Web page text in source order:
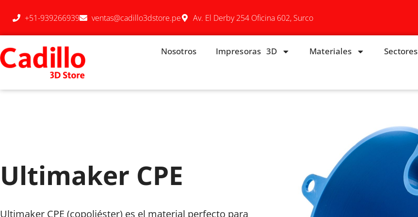
+51-939266939 ventas@cadillo3dstore.pe Av. El Derby 254 Oficina 602, Surco
Nosotros Impresoras 3D Materiales Sectores
Ultimaker CPE
Ultimaker CPE (copoliéster) es el material perfecto para